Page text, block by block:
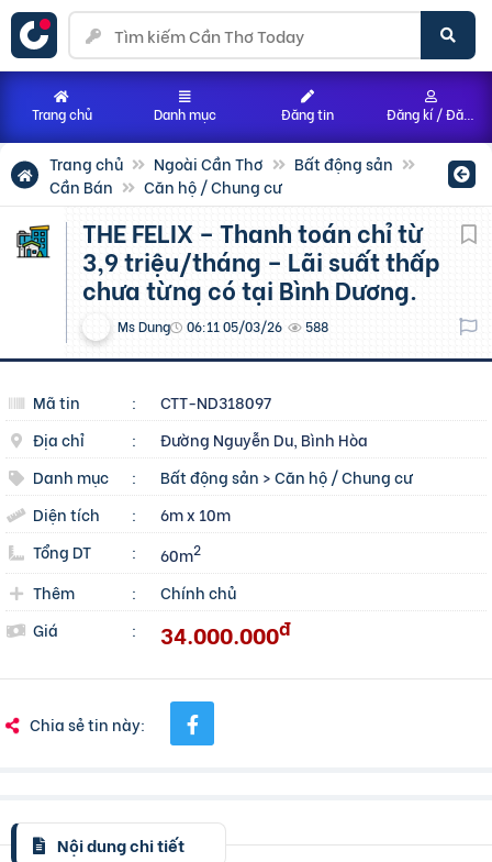
Trang chủ Ngoài Cần Thơ
Bất động sản
Cần Bán
Căn hộ / Chung cư
THE FELIX – Thanh toán chỉ từ
3,9 triệu/tháng – Lãi suất thấp
chưa từng có tại Bình Dương.
Ms Dung 06:11 05/03/26 588
Mã tin :
CTT-ND318097
Địa chỉ
:
Đường Nguyễn Du, Bình Hòa
Danh mục
: Bất động sản >Căn hộ / Chung cư
Diện tích
:
6m x 10m
Tổng DT
: 60m2
Thêm :
Chính chủ
Giá
: 34.000.000đ
Chia sẻ tin này:
Nội dung chi tiết
Trang chủ Danh mục Đăng tin